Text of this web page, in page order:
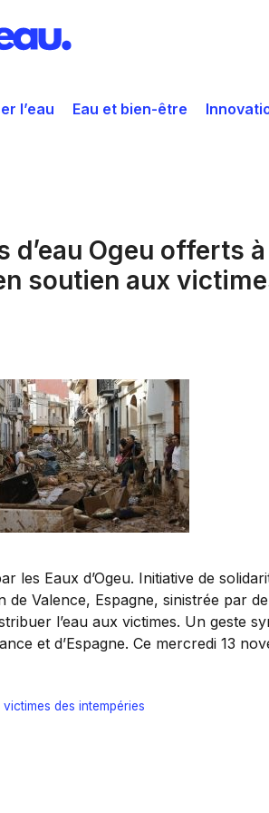
l’eau Eau et bien-être
d’eau Ogeu offerts
soutien aux
les Eaux d’Ogeu. Initiative de
Valence, Espagne, sinistrée par
l’eau aux victimes. Un geste
et d’Espagne. Ce mercredi 13
victimes des intempéries